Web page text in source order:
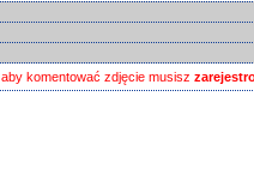
aby komentować zdjęcie musisz